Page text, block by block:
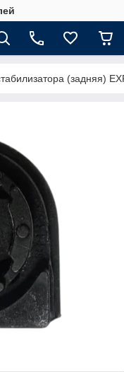
(задняя)